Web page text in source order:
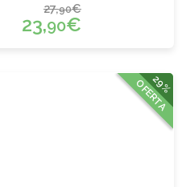
27,90€
23,90€
29%
OFERTA